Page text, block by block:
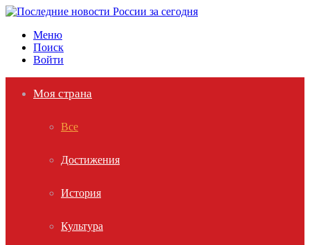
Меню
Поиск
Войти
Моя страна
Все
Достижения
История
Культура